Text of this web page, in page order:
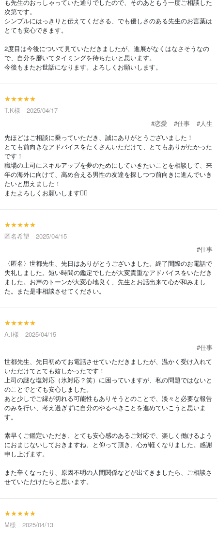
も先生のおっしゃっていた通りでしたので、そのあともう一度ご相談した
次第です。
シンプルにはっきりと伝えてくださる、でも優しさのある先生のお言葉は
とても安心できます。
2度目は今後について見ていただきましたが、進展がなくはなさそうなの
で、自分を磨いてタイミングを待ちたいと思います。
今後もまたお世話になります。よろしくお願いします。
★★★★★
T.K様 2025/04/17
#恋愛
#仕事
#人生
先ほどはご相談に乗っていただき、誠にありがとうございました！
とても前向きなアドバイスをたくさんいただけて、とてもありがたかった
です！
職場の上司にスキルアップを夢のためにしていきたいことを相談して、来
年の海外に向けて、高め合える男性の友達を探しつつ前向きに進んでいき
たいと思えました！
またよろしくお願いします🙇‍♀️
★★★★★
匿名希望 2025/04/15
#仕事
〈匿名〉世都先生、先日はありがとうございました。終了間際のお電話で
失礼しました。短い時間の鑑定でしたが大変貴重なアドバイスをいただき
ました。お声のトーンが大変心地良く、先生とお話出来て心が和みまし
た。また是非相談させてください。
★★★★★
A.I様 2025/04/15
#仕事
世都先生、先日初めてお電話させていただきましたが、温かく受け入れて
いただけてとても嬉しかったです！
上司の謎な塩対応（氷対応？笑）に困っていますが、私の問題ではないと
のことでとても安心しました。
あと少しでご縁が切れる可能性もありそうとのことで、淡々と必要な報告
のみを行い、考え過ぎずに自分のやるべきことを進めていこうと思いま
す。
素早くご鑑定いただき、とても安心感のあるご対応で、楽しく働けるよう
におまじないしておきますね、と仰って頂き、心が軽くなりました。感謝
申し上げます。
また辛くなったり、原因不明の人間関係などが出てきましたら、ご相談さ
せていただけたらと思います。
★★★★★
M様 2025/04/13